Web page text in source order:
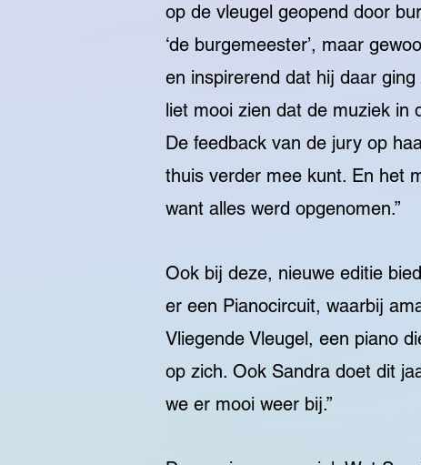
op de vleugel geopend door
‘de burgemeester’, maar
en inspirerend dat hij daar
liet mooi zien dat de muziek in
De feedback van de jury op
thuis verder mee kunt. En het
want alles werd opgenomen.”
Ook bij deze, nieuwe editie
er een Pianocircuit, waarbij
Vliegende Vleugel, een piano
op zich. Ook Sandra doet dit
we er mooi weer bij.”